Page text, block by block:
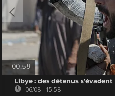
00:58
Libye : des détenus
06/08 - 15:58